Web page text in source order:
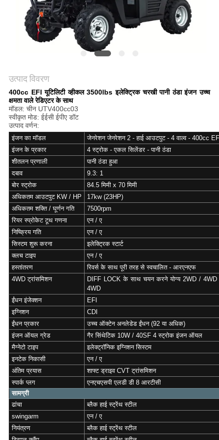
गोपनीयता
उत्पाद विवरण
400cc EFI यूटिलिटी व्हीकल 3500lbs इलेक्ट्रिक चरखी पानी ठंडा इंजन उच्च
क्षमता वाले रेडिएटर के साथ
मॉडल: चीन UTV400cc03
स्वीकृत मोड: ईईसी ईपीए डॉट
उत्पाद वर्णन:
इंजन का मॉडल
जेनरेशन जेनरेशन 2 - हाई आउटपुट - 4 वाल्व - 400cc
इंजन के प्रकार
4 स्ट्रोक - एकल सिलेंडर - पानी ठंडा
शीतलन प्रणाली
पानी ठंडा हुआ
दबाव
9.3: 1
बोर स्ट्रोक
84.5 मिमी x 70 मिमी
अधिकतम आउटपुट KW / HP
17kw (23HP)
अधिकतम शक्ति / घूर्णन गति
7500rpm
रियर स्प्रोकेट टूथ गणना
एन / ए
निष्क्रिय गति
एन / ए
सिस्टम शुरू करना
इलेक्ट्रिक स्टार्ट
क्लच टाइप
एन / ए
हस्तांतरण
रिवर्स के साथ पूरी तरह से स्वचालित - आरएनएफ
4WD ट्रांसमिशन
DIFF LOCK के साथ चयन करने योग्य 2WD /
4WD
ईंधन इंजेक्शन
EFI
इग्निशन
CDI
ईंधन प्रकार
उच्च ऑक्टेन अनलेडेड ईंधन (92 या अधिक)
इंजन ऑयल ग्रेड
गैर सिंथेटिक 10W / 40SF 4 स्ट्रोक इंजन ऑयल
मैग्नेटो टाइप
इलेक्ट्रॉनिक इग्निशन सिस्टम
इनटेक निकासी
एन / ए
अंतिम प्रयास
शाफ्ट ड्राइव CVT ट्रांसमिशन
स्पार्क प्लग
एनएचएसपी एलडी डी 8 आरटीसी
सामग्री
ढांचा
ब्लैक हाई स्ट्रेंथ स्टील
swingarm
एन / ए
नियंत्रण
ब्लैक हाई स्ट्रेंथ स्टील